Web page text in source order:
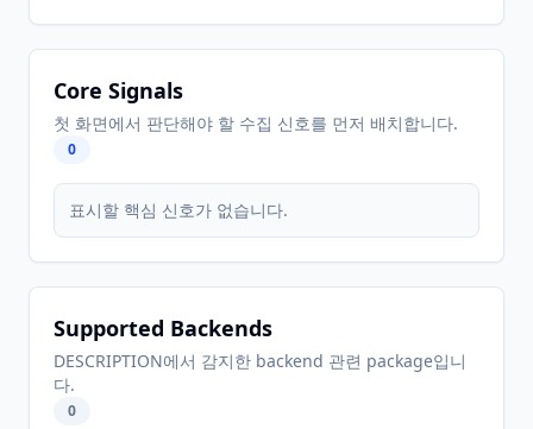
Core Signals
첫 화면에서 판단해야 할 수집 신호를 먼저 배치합니다.
0
표시할 핵심 신호가 없습니다.
Supported Backends
DESCRIPTION에서 감지한 backend 관련 package입니
다.
0